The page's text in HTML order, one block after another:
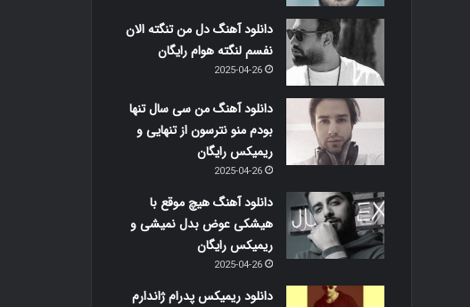
دانلود آهنگ دل من تنگته الان
نفسم لنگته هوام رایگان
2025-04-26
دانلود آهنگ من سی سال تنها
بودم منو نترسون از تنهایی و
ریمیکس رایگان
2025-04-26
دانلود آهنگ هیچ موقع با
هیشکی عوض بدل نمیشی و
ریمیکس رایگان
2025-04-26
دانلود ریمیکس پدرام ژاندارم